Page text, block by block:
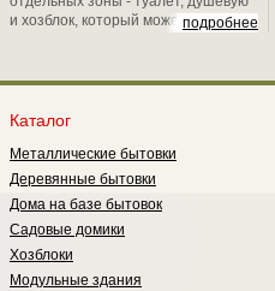
подробнее
и хозблок, который может
нестандартную планировку, то
туалета и одной отдельной
Каталог
Металлические бытовки
Деревянные бытовки
Дома на базе бытовок
Садовые домики
Хозблоки
Модульные здания